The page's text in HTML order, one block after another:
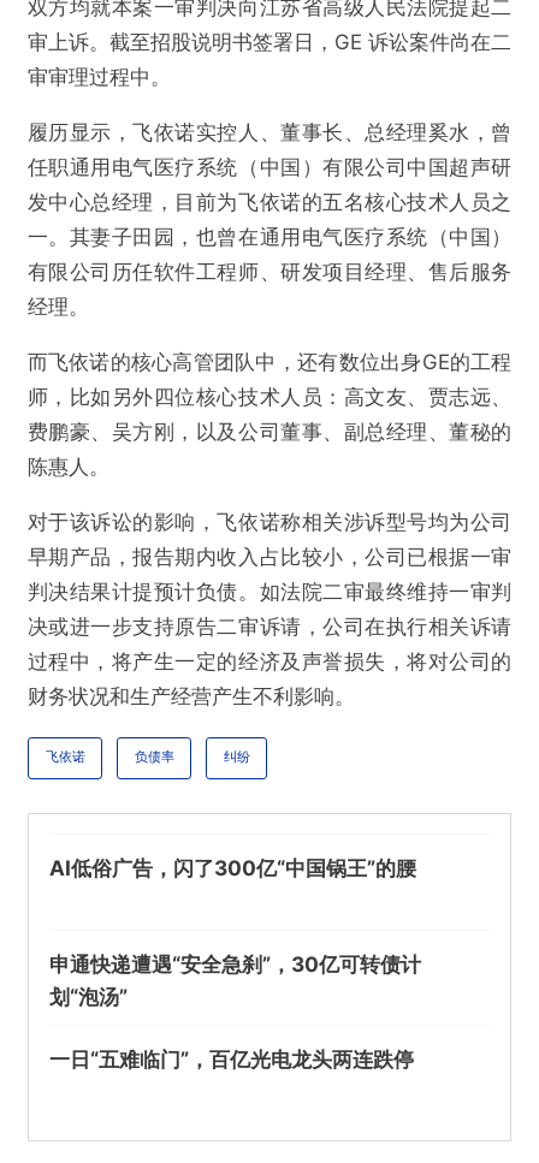
双方均就本案一审判决向江苏省高级人民法院提起二
审上诉。截至招股说明书签署日，GE 诉讼案件尚在二
审审理过程中。
履历显示，飞依诺实控人、董事长、总经理奚水，曾
任职通用电气医疗系统（中国）有限公司中国超声研
发中心总经理，目前为飞依诺的五名核心技术人员之
一。其妻子田园，也曾在通用电气医疗系统（中国）
有限公司历任软件工程师、研发项目经理、售后服务
经理。
而飞依诺的核心高管团队中，还有数位出身GE的工程
师，比如另外四位核心技术人员：高文友、贾志远、
费鹏豪、吴方刚，以及公司董事、副总经理、董秘的
陈惠人。
对于该诉讼的影响，飞依诺称相关涉诉型号均为公司
早期产品，报告期内收入占比较小，公司已根据一审
判决结果计提预计负债。如法院二审最终维持一审判
决或进一步支持原告二审诉请，公司在执行相关诉请
过程中，将产生一定的经济及声誉损失，将对公司的
财务状况和生产经营产生不利影响。
飞依诺 负债率 纠纷
AI低俗广告，闪了300亿“中国锅王”的腰
申通快递遭遇“安全急刹”，30亿可转债计
划“泡汤”
一日“五难临门”，百亿光电龙头两连跌停